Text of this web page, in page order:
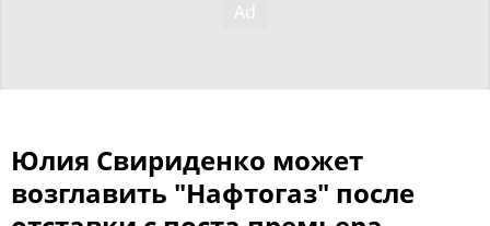
Юлия Свириденко может
возглавить "Нафтогаз" после